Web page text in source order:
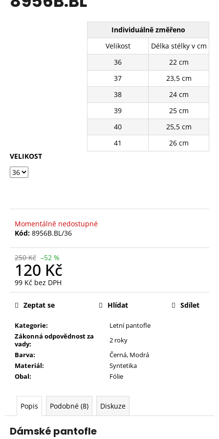
z
Individuálně změřeno
Velikost
Délka stélky v cm
36
22 cm
37
23,5 cm
38
24 cm
39
25 cm
40
25,5 cm
41
26 cm
VELIKOST
Momentálně nedostupné
Kód: 8956B.BL/36
250 Kč –52 %
120 Kč
99 Kč bez DPH
Měrná
Kategorie:
Letní pantofle
Zákonná odpovědnost za
vady:
2 roky
Barva:
Černá, Modrá
Materiál:
Syntetika
Obal:
Fólie
Zeptat se Hlídat Sdílet
Popis Podobné (8) Diskuze
Dámské pantofle
Kč